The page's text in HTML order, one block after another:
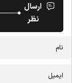
ارسال
نظر